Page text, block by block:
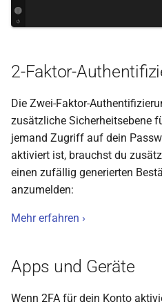
2-Faktor-
Die Zwei-Faktor-
zusätzliche Sicherheitsebene
jemand Zugriff auf dein
aktiviert ist, brauchst du
einen zufällig generierten
anzumelden:
Mehr erfahren ›
Apps und Geräte
Wenn 2FA für dein Konto